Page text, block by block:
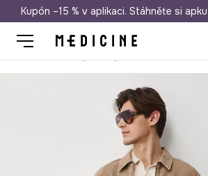
Doprava zdarma při nákupu nad
Kupón –15 % v aplikaci. Stáhněte si apku